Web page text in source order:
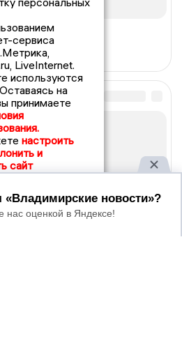
сервиса
LiveInternet.
используются
на
принимаете
настроить
и
сайт